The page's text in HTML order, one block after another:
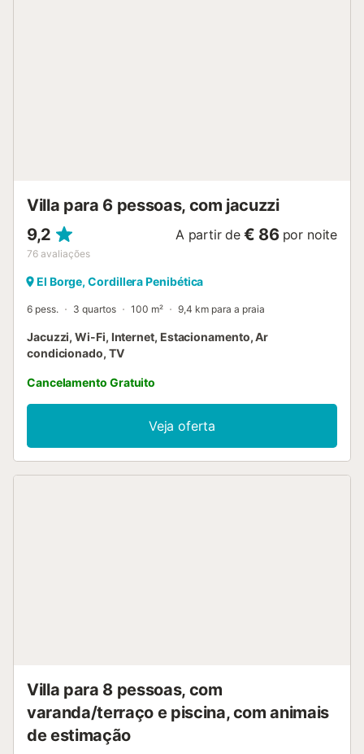
Villa para 6 pessoas, com jacuzzi
9,2
76 avaliações
A partir de € 86 por noite
El Borge, Cordillera Penibética
6 pess. 3 quartos 100 m² 9,4 km para a praia
Jacuzzi, Wi-Fi, Internet, Estacionamento, Ar
condicionado, TV
Cancelamento Gratuito
Veja oferta
Villa para 8 pessoas, com
varanda/terraço e piscina, com animais
de estimação